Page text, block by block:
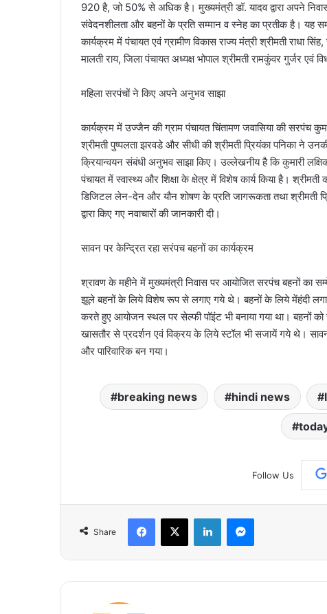
920 है, जो 50% से अधिक है। मुख्यमंत्री डॉ. यादव द्वारा अपने
संवेदनशीलता और बहनों के प्रति सम्मान व स्नेह का प्रतीक है। यह
कार्यक्रम में पंचायत एवं ग्रामीण विकास राज्य मंत्री श्रीमती राधा
मालती राय, जिला पंचायत अध्यक्ष भोपाल श्रीमती रामकुंवर गुर्जर एवं
महिला सरपंचों ने किए अपने अनुभव साझा
कार्यक्रम में उज्जैन की ग्राम पंचायत चिंतामण जवासिया की सरपंच
श्रीमती पुष्पलता झरवडे और सीधी की श्रीमती प्रियंका पनिका ने
क्रियान्वयन संबंधी अनुभव साझा किए। उल्लेखनीय है कि कुमारी
पंचायत में स्वास्थ्य और शिक्षा के क्षेत्र में विशेष कार्य किया है।
डिजिटल लेन-देन और यौन शोषण के प्रति जागरूकता तथा श्रीमती
द्वारा किए गए नवाचारों की जानकारी दी।
सावन पर केन्द्रित रहा सरंपच बहनों का कार्यक्रम
श्रावण के महीने में मुख्यमंत्री निवास पर आयोजित सरपंच बहनों का
झूले बहनों के लिये विशेष रूप से लगाए गये थे। बहनों के लिये मेंहंदी
करते हुए आयोजन स्थल पर सेल्फी पॉइंट भी बनाया गया था। बहनों को
खासतौर से प्रदर्शन एवं विक्रय के लिये स्टॉल भी सजायें गये थे।
और पारिवारिक बन गया।
breaking news hindi news
Follow Us
Share
Facebook
X LinkedInMessenger